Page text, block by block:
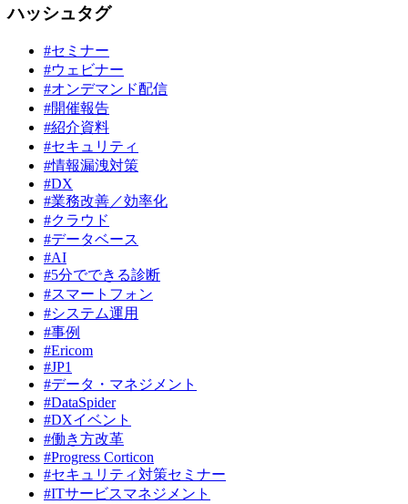
ハッシュタグ
#セミナー
#ウェビナー
#オンデマンド配信
#開催報告
#紹介資料
#セキュリティ
#情報漏洩対策
#DX
#業務改善／効率化
#クラウド
#データベース
#AI
#5分でできる診断
#スマートフォン
#システム運用
#事例
#Ericom
#JP1
#データ・マネジメント
#DataSpider
#DXイベント
#働き方改革
#Progress Corticon
#セキュリティ対策セミナー
#ITサービスマネジメント